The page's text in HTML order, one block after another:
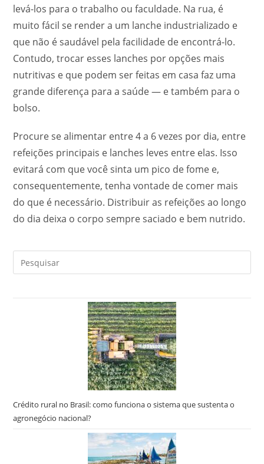
levá-los para o trabalho ou faculdade. Na rua, é
muito fácil se render a um lanche industrializado e
que não é saudável pela facilidade de encontrá-lo.
Contudo, trocar esses lanches por opções mais
nutritivas e que podem ser feitas em casa faz uma
grande diferença para a saúde — e também para o
bolso.
Procure se alimentar entre 4 a 6 vezes por dia, entre
refeições principais e lanches leves entre elas. Isso
evitará com que você sinta um pico de fome e,
consequentemente, tenha vontade de comer mais
do que é necessário. Distribuir as refeições ao longo
do dia deixa o corpo sempre saciado e bem nutrido.
a
Crédito rural no Brasil: como funciona o sistema que sustenta o
agronegócio nacional?